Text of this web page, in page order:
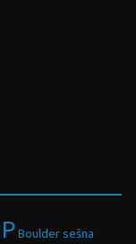
Boulder sešna